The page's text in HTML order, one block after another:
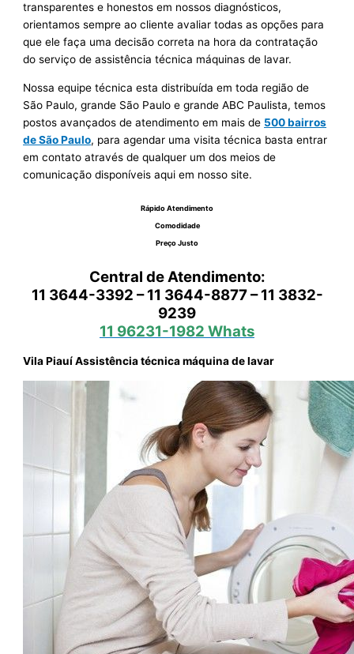
transparentes e honestos em nossos diagnósticos,
orientamos sempre ao cliente avaliar todas as opções para
que ele faça uma decisão correta na hora da contratação
do serviço de assistência técnica máquinas de lavar.
Nossa equipe técnica esta distribuída em toda região de
São Paulo, grande São Paulo e grande ABC Paulista, temos
postos avançados de atendimento em mais de 500 bairros
de São Paulo, para agendar uma visita técnica basta entrar
em contato através de qualquer um dos meios de
comunicação disponíveis aqui em nosso site.
Rápido Atendimento
Comodidade
Preço Justo
Central de Atendimento:
11 3644-3392 – 11 3644-8877 – 11 3832-
9239
11 96231-1982 Whats
Vila Piauí Assistência técnica máquina de lavar